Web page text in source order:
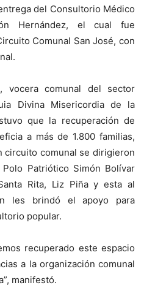
del Consultorio Médico
Hernández, el cual fue
Comunal San José, con
vocera comunal del sector
Divina Misericordia de la
que la recuperación de
a más de 1.800 familias,
circuito comunal se dirigieron
Patriótico Simón Bolívar
Rita, Liz Piña y esta al
les brindó el apoyo para
popular.
recuperado este espacio
a la organización comunal
manifestó.